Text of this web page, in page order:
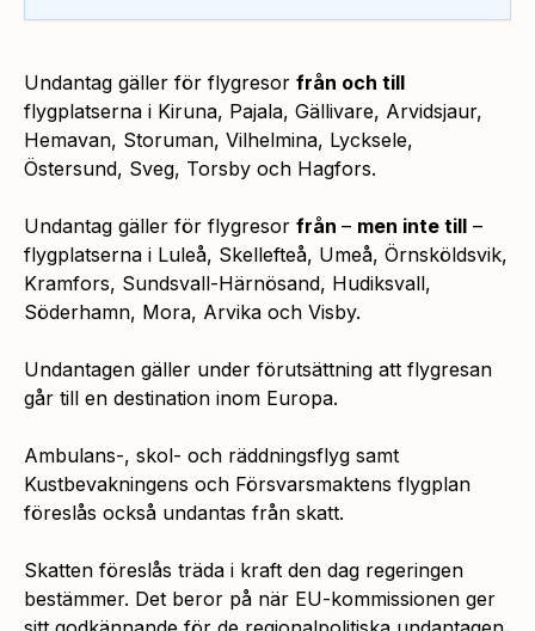
Undantag gäller för flygresor från och till
flygplatserna i Kiruna, Pajala, Gällivare, Arvidsjaur,
Hemavan, Storuman, Vilhelmina, Lycksele,
Östersund, Sveg, Torsby och Hagfors.
Undantag gäller för flygresor från – men inte till –
flygplatserna i Luleå, Skellefteå, Umeå, Örnsköldsvik,
Kramfors, Sundsvall-Härnösand, Hudiksvall,
Söderhamn, Mora, Arvika och Visby.
Undantagen gäller under förutsättning att flygresan
går till en destination inom Europa.
Ambulans-, skol- och räddningsflyg samt
Kustbevakningens och Försvarsmaktens flygplan
föreslås också undantas från skatt.
Skatten föreslås träda i kraft den dag regeringen
bestämmer. Det beror på när EU-kommissionen ger